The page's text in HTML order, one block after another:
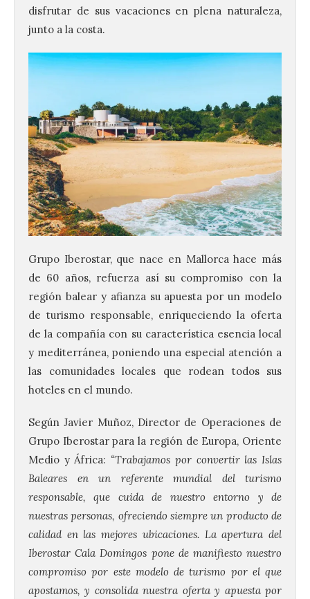
disfrutar de sus vacaciones en plena naturaleza,
junto a la costa.
Grupo Iberostar, que nace en Mallorca hace más
de 60 años, refuerza así su compromiso con la
región balear y afianza su apuesta por un modelo
de turismo responsable, enriqueciendo la oferta
de la compañía con su característica esencia local
y mediterránea, poniendo una especial atención a
las comunidades locales que rodean todos sus
hoteles en el mundo.
Según Javier Muñoz, Director de Operaciones de
Grupo Iberostar para la región de Europa, Oriente
Medio y África: “Trabajamos por convertir las Islas
Baleares en un referente mundial del turismo
responsable, que cuida de nuestro entorno y de
nuestras personas, ofreciendo siempre un producto de
calidad en las mejores ubicaciones. La apertura del
Iberostar Cala Domingos pone de manifiesto nuestro
compromiso por este modelo de turismo por el que
apostamos, y consolida nuestra oferta y apuesta por